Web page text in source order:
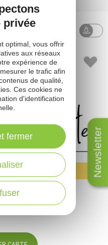
Newsletter
par
privée
optimal, vous offrir
aux réseaux
expérience de
le trafic afin
de qualité,
Ces cookies ne
d'identification
fermer